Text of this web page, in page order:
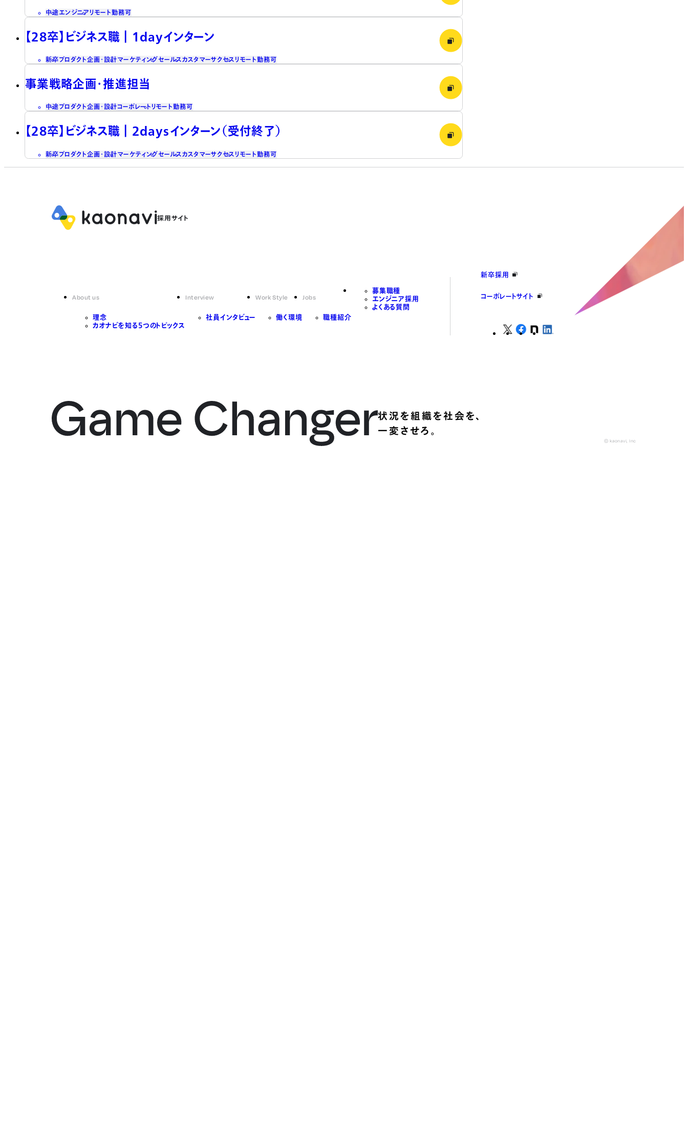
中途エンジニア リモート勤務可
【28卒】ビジネス職┃1dayインターン
新卒プロダクト企画・設計マーケティングセールスカスタマーサクセス リモート勤務可
事業戦略企画・推進担当
中途プロダクト企画・設計コーポレート リモート勤務可
【28卒】ビジネス職┃2daysインターン（受付終了）
新卒プロダクト企画・設計マーケティングセールスカスタマーサクセス リモート勤務可
About us
理念
カオナビを知る5つのトピックス
Interview
社員インタビュー
Work Style
働く環境
Jobs
職種紹介
募集職種
エンジニア採用
よくある質問
新卒採用
コーポレートサイト
状況を組織を社会を、
一変させろ。
© kaonavi, Inc